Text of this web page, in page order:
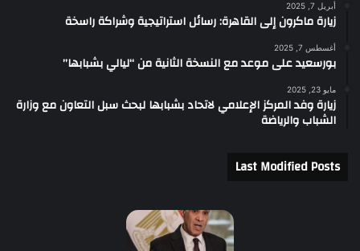
أبريل 7, 2025
زيارة ماكرون إلى القاهرة: رسائل استراتيجية وشراكة راسخة
أغسطس 7, 2025
بورسعيد على موعد مع النسخة الثانية من “ليالي بشبابها”
مايو 23, 2025
زيارة وفد المركز الإعلامي لاتحاد بشبابها لبحث سبل التعاون مع وزارة
الشباب والرياضة
Last Modified Posts